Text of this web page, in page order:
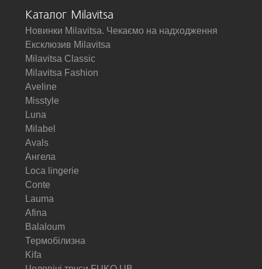
Каталог Milavitsa
Новинки Milavitsa. Чекаємо на надходження
Ексклюзив Milavitsa
Milavitsa Classic
Milavitsa Fashion
Aveline
Misstyle
Luna
Milabel
Avals
Ангела
Loca lingerie
Conte
Lauma
Afina
Balaloum
Термобілизна
Kifa